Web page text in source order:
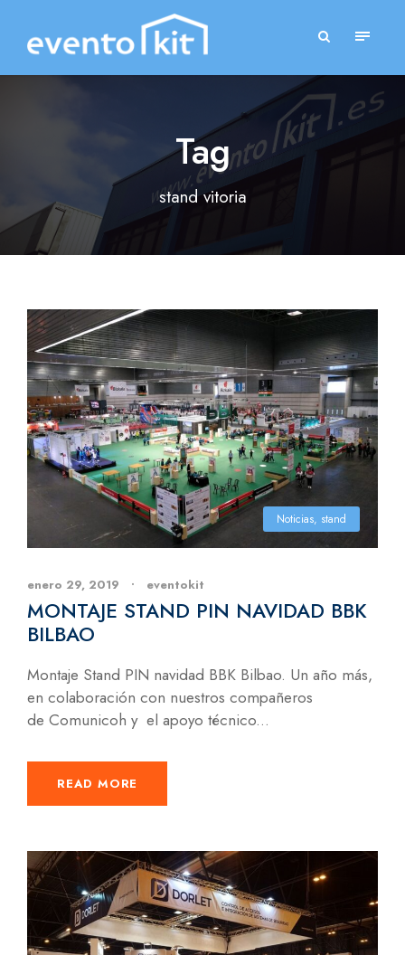
Tag
stand vitoria
Noticias, stand
enero 29, 2019 • eventokit
MONTAJE STAND PIN NAVIDAD BBK
BILBAO
Montaje Stand PIN navidad BBK Bilbao. Un año más,
en colaboración con nuestros compañeros
de Comunicoh y el apoyo técnico...
READ MORE